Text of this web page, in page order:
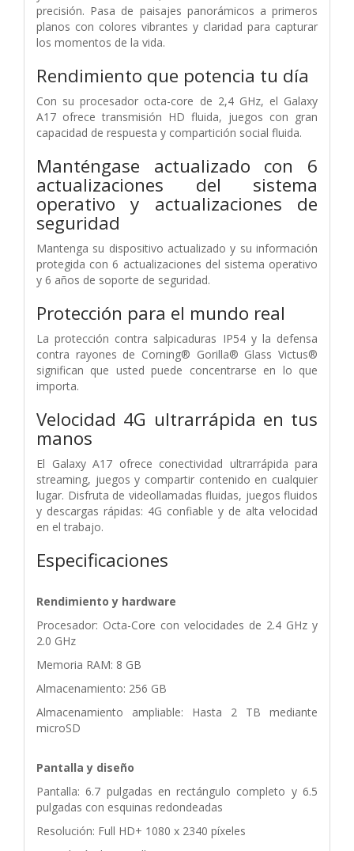
precisión. Pasa de paisajes panorámicos a primeros
planos con colores vibrantes y claridad para capturar
los momentos de la vida.
Rendimiento que potencia tu día
Con su procesador octa-core de 2,4 GHz, el Galaxy
A17 ofrece transmisión HD fluida, juegos con gran
capacidad de respuesta y compartición social fluida.
Manténgase actualizado con 6
actualizaciones del sistema
operativo y actualizaciones de
seguridad
Mantenga su dispositivo actualizado y su información
protegida con 6 actualizaciones del sistema operativo
y 6 años de soporte de seguridad.
Protección para el mundo real
La protección contra salpicaduras IP54 y la defensa
contra rayones de Corning® Gorilla® Glass Victus®
significan que usted puede concentrarse en lo que
importa.
Velocidad 4G ultrarrápida en tus
manos
El Galaxy A17 ofrece conectividad ultrarrápida para
streaming, juegos y compartir contenido en cualquier
lugar. Disfruta de videollamadas fluidas, juegos fluidos
y descargas rápidas: 4G confiable y de alta velocidad
en el trabajo.
Especificaciones
Rendimiento y hardware
Procesador: Octa-Core con velocidades de 2.4 GHz y
2.0 GHz
Memoria RAM: 8 GB
Almacenamiento: 256 GB
Almacenamiento ampliable: Hasta 2 TB mediante
microSD
Pantalla y diseño
Pantalla: 6.7 pulgadas en rectángulo completo y 6.5
pulgadas con esquinas redondeadas
Resolución: Full HD+ 1080 x 2340 píxeles